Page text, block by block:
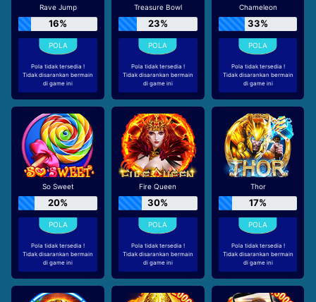
Rave Jump
16%
Pola tidak tersedia !
Tidak disarankan bermain
di game ini
Treasure Bowl
23%
Pola tidak tersedia !
Tidak disarankan bermain
di game ini
Chameleon
33%
Pola tidak tersedia !
Tidak disarankan bermain
di game ini
So Sweet
20%
Pola tidak tersedia !
Tidak disarankan bermain
di game ini
Fire Queen
30%
Pola tidak tersedia !
Tidak disarankan bermain
di game ini
Thor
17%
Pola tidak tersedia !
Tidak disarankan bermain
di game ini